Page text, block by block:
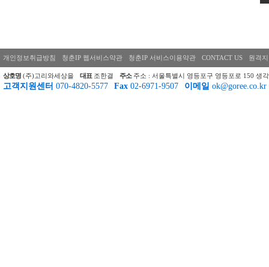
개인정보취급방침 청춘IP 웹서비스약관 청춘IP 서비스이용약관 CONTACT US 원격
상호명 (주)고리와세상을 대표 조한결 주소 주소 : 서울특별시 영등포구 영등포로 150 생
고객지원센터 070-4820-5577 Fax 02-6971-9507 이메일 ok@goree.co.kr